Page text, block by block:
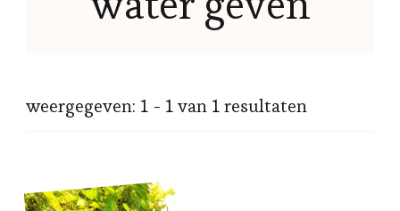
weergegeven: 1 - 1 van 1 resultaten